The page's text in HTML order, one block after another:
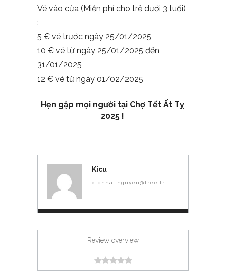
Vé vào cửa (Miễn phí cho trẻ dưới 3 tuổi)
:
5 € vé trước ngày 25/01/2025
10 € vé từ ngày 25/01/2025 đến
31/01/2025
12 € vé từ ngày 01/02/2025
Hẹn gặp mọi người tại Chợ Tết Ất Tỵ
2025 !
Kicu
dienhai.nguyen@free.fr
Review overview